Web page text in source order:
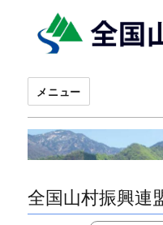
メニュー
全国山村振興連